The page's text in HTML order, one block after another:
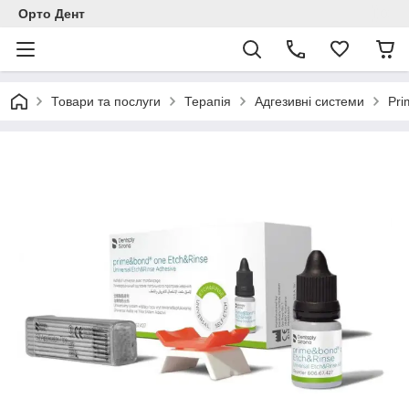
Орто Дент
Товари та послуги Терапія Адгезивні системи